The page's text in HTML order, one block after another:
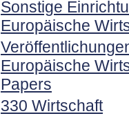
Sonstige
Europäische
Europäische
Papers
330 Wirtschaft